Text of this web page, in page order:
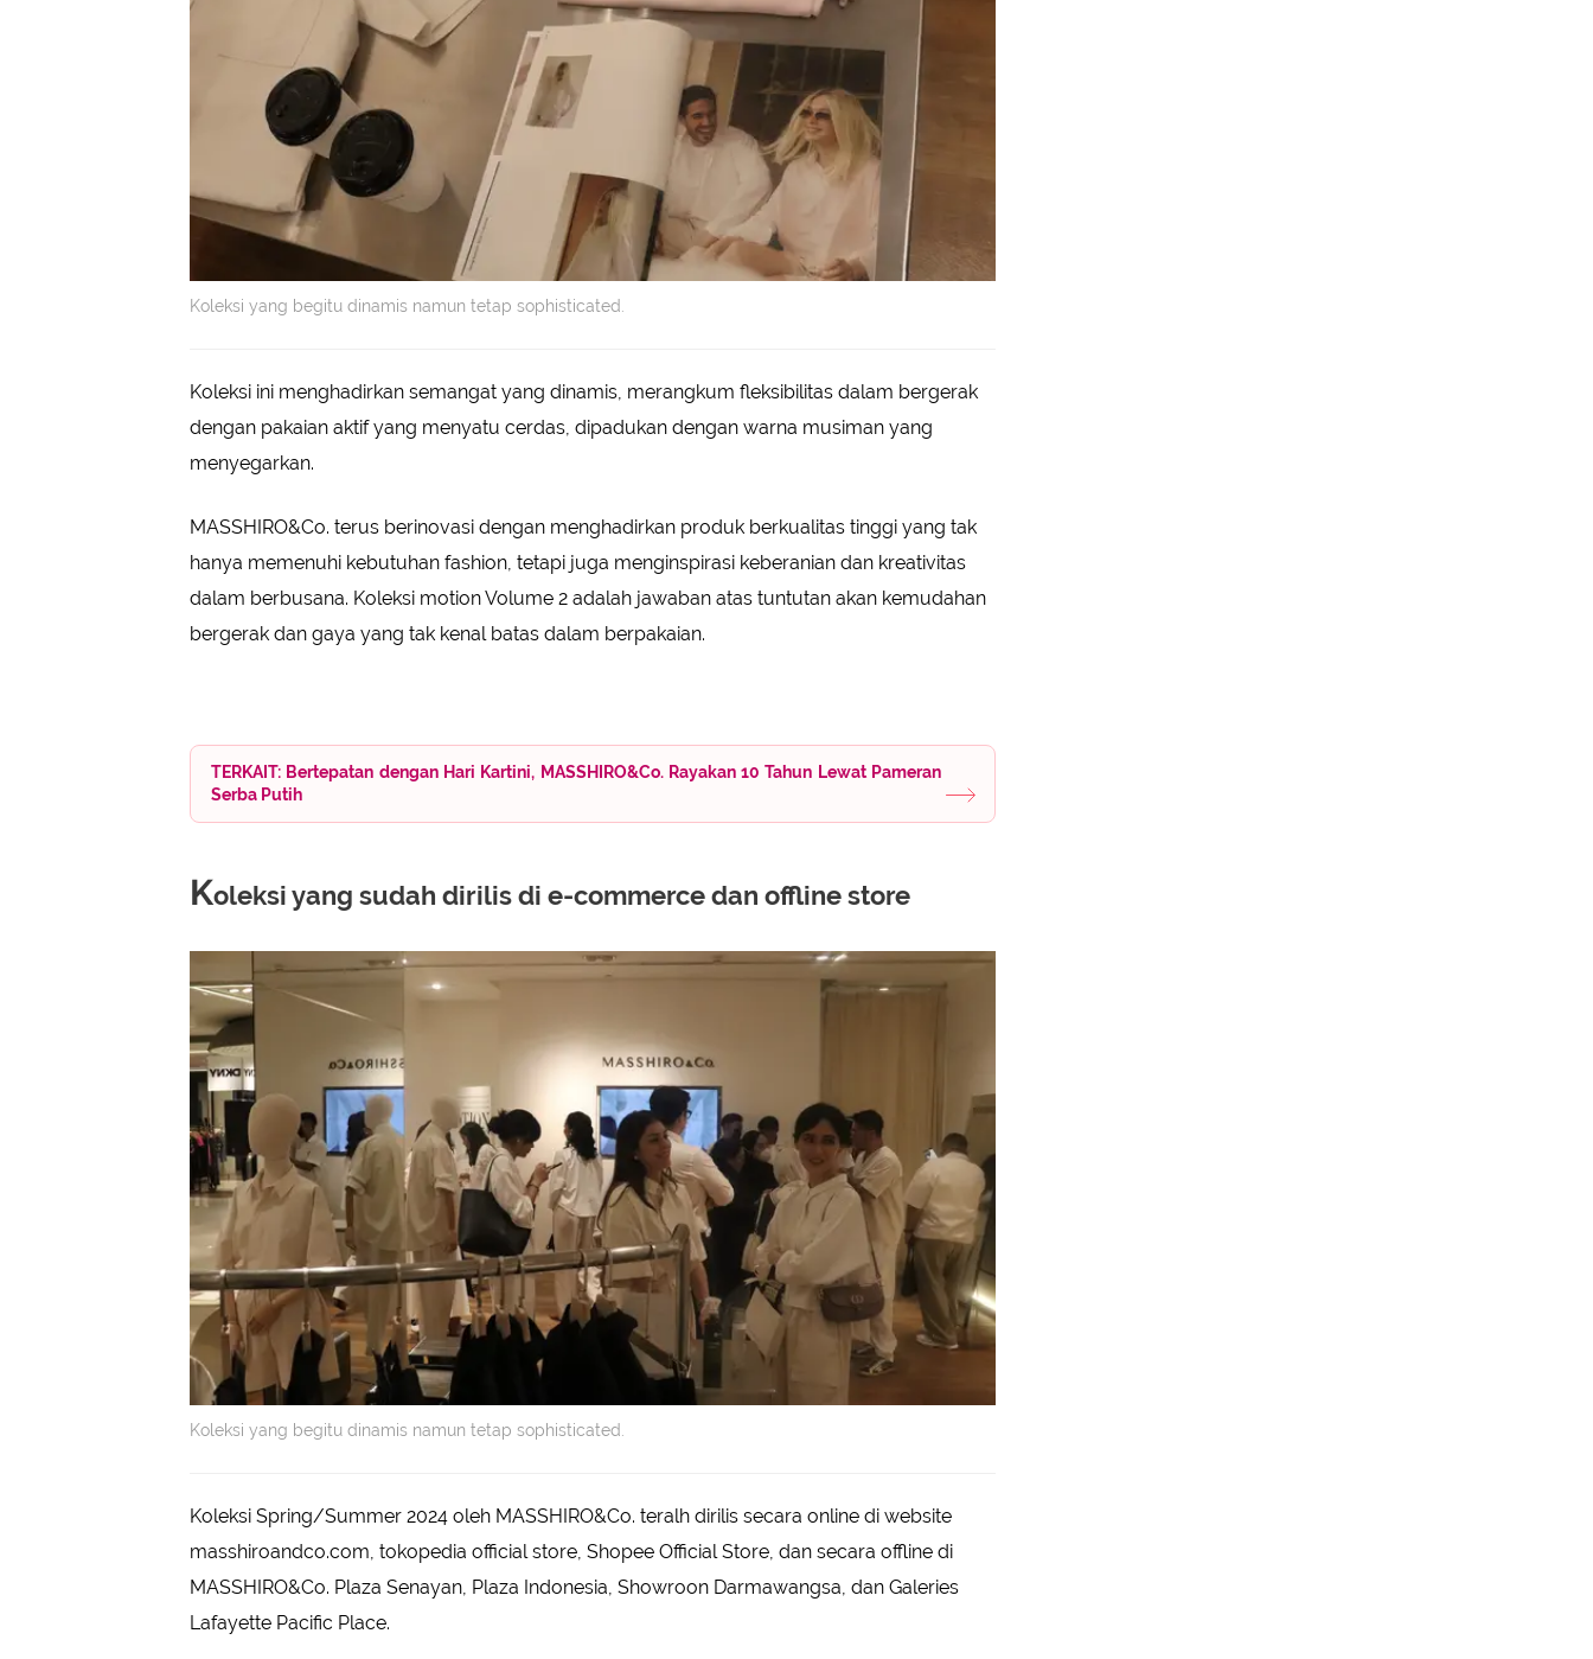
Koleksi yang begitu dinamis namun tetap sophisticated.
Koleksi ini menghadirkan semangat yang dinamis, merangkum fleksibilitas dalam bergerak
dengan pakaian aktif yang menyatu cerdas, dipadukan dengan warna musiman yang
menyegarkan.
MASSHIRO&Co. terus berinovasi dengan menghadirkan produk berkualitas tinggi yang tak
hanya memenuhi kebutuhan fashion, tetapi juga menginspirasi keberanian dan kreativitas
dalam berbusana. Koleksi motion Volume 2 adalah jawaban atas tuntutan akan kemudahan
bergerak dan gaya yang tak kenal batas dalam berpakaian.
TERKAIT: Bertepatan dengan Hari Kartini, MASSHIRO&Co. Rayakan 10 Tahun Lewat Pameran
Serba Putih
Koleksi yang sudah dirilis di e-commerce dan offline store
Koleksi yang begitu dinamis namun tetap sophisticated.
Koleksi Spring/Summer 2024 oleh MASSHIRO&Co. teralh dirilis secara online di website
masshiroandco.com, tokopedia official store, Shopee Official Store, dan secara offline di
MASSHIRO&Co. Plaza Senayan, Plaza Indonesia, Showroon Darmawangsa, dan Galeries
Lafayette Pacific Place.